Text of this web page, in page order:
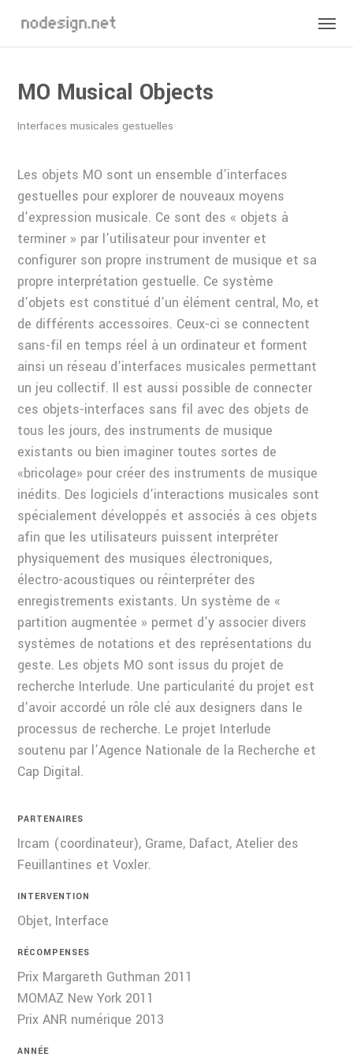
MO Musical Objects
Interfaces musicales gestuelles
Les objets MO sont un ensemble d’interfaces
gestuelles pour explorer de nouveaux moyens
d’expression musicale. Ce sont des « objets à
terminer » par l’utilisateur pour inventer et
configurer son propre instrument de musique et sa
propre interprétation gestuelle. Ce système
d’objets est constitué d’un élément central, Mo, et
de différents accessoires. Ceux-ci se connectent
sans-fil en temps réel à un ordinateur et forment
ainsi un réseau d’interfaces musicales permettant
un jeu collectif. Il est aussi possible de connecter
ces objets-interfaces sans fil avec des objets de
tous les jours, des instruments de musique
existants ou bien imaginer toutes sortes de
«bricolage» pour créer des instruments de musique
inédits. Des logiciels d’interactions musicales sont
spécialement développés et associés à ces objets
afin que les utilisateurs puissent interpréter
physiquement des musiques électroniques,
électro-acoustiques ou réinterpréter des
enregistrements existants. Un système de «
partition augmentée » permet d’y associer divers
systèmes de notations et des représentations du
geste. Les objets MO sont issus du projet de
recherche Interlude. Une particularité du projet est
d’avoir accordé un rôle clé aux designers dans le
processus de recherche. Le projet Interlude
soutenu par l’Agence Nationale de la Recherche et
Cap Digital.
PARTENAIRES
Ircam (coordinateur), Grame, Dafact, Atelier des
Feuillantines et Voxler.
INTERVENTION
Objet, Interface
RÉCOMPENSES
Prix Margareth Guthman 2011
MOMAZ New York 2011
Prix ANR numérique 2013
ANNÉE